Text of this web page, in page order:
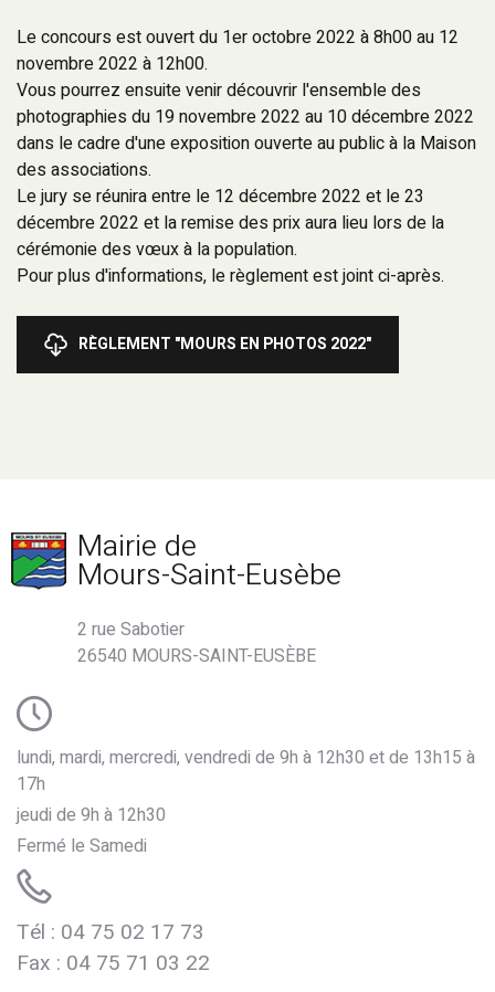
Le concours est ouvert du 1er octobre 2022 à 8h00 au 12
novembre 2022 à 12h00.
Vous pourrez ensuite venir découvrir l'ensemble des
photographies du 19 novembre 2022 au 10 décembre 2022
dans le cadre d'une exposition ouverte au public à la Maison
des associations.
Le jury se réunira entre le 12 décembre 2022 et le 23
décembre 2022 et la remise des prix aura lieu lors de la
cérémonie des vœux à la population.
Pour plus d'informations, le règlement est joint ci-après.
RÈGLEMENT "MOURS EN PHOTOS 2022"
Mairie de
Mours-Saint-Eusèbe
2 rue Sabotier
26540 MOURS-SAINT-EUSÈBE
lundi, mardi, mercredi, vendredi de 9h à 12h30 et de 13h15 à
17h
jeudi de 9h à 12h30
Fermé le Samedi
Tél : 04 75 02 17 73
Fax : 04 75 71 03 22